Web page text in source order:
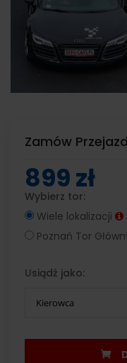
Zamów Przejazd
899 zł
Wybierz tor:
Wiele lokalizacji
Poznań Tor
Usiądź jako:
Kierowca